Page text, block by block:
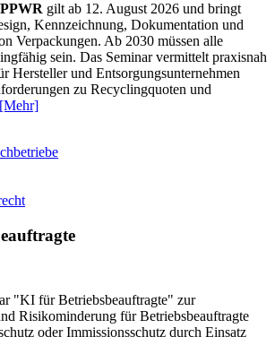
PPWR gilt ab 12. August 2026 und bringt
Kennzeichnung, Dokumentation und
Verpackungen. Ab 2030 müssen alle
sein. Das Seminar vermittelt praxisnah
Hersteller und Entsorgungsunternehmen
zu Recyclingquoten und
[Mehr]
"KI für Betriebsbeauftragte" zur
Risikominderung für Betriebsbeauftragte
oder Immissionsschutz durch Einsatz